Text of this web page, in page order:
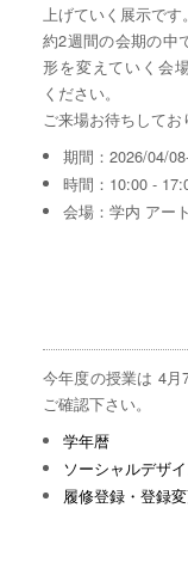
上げていく展示です。
約2週間の会期の中
形を変えていく会
ください。
ご来場お待ちしてお
期間：2026/04/
時間：10:00 -
会場：学内 アー
今年度の授業は 4
ご確認下さい。
学年暦
ソーシャルデザ
履修登録・登録